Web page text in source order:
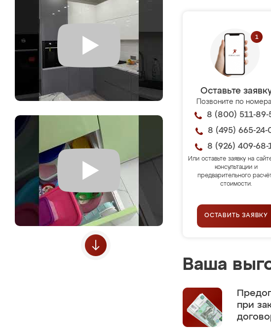
Оставьте
Позвоните по
8 (800) 511-89-
8 (495) 665-24-
8 (926) 409-68-
Или оставьте заявку на
консультации и
предварительного
стоимости.
ОСТАВИТЬ ЗАЯВКУ
Ваша
при